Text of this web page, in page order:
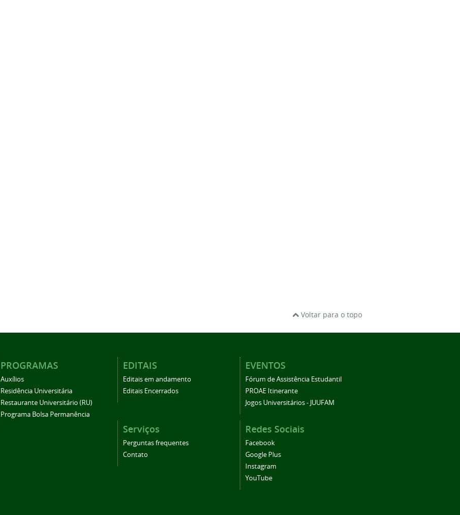
Voltar para o topo
PROGRAMAS
Auxílios
Residência Universitária
Restaurante Universitário (RU)
Programa Bolsa Permanência
EDITAIS
Editais em andamento
Editais Encerrados
EVENTOS
Fórum de Assistência Estudantil
PROAE Itinerante
Jogos Universitários - JUUFAM
Serviços
Perguntas frequentes
Contato
Redes Sociais
Facebook
Google Plus
Instagram
YouTube